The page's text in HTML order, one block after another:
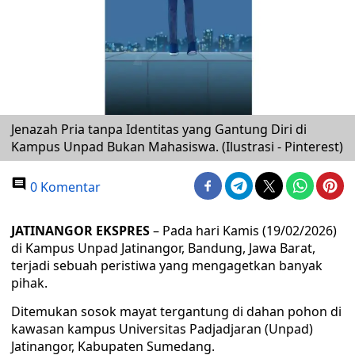
Jenazah Pria tanpa Identitas yang Gantung Diri di
Kampus Unpad Bukan Mahasiswa. (Ilustrasi - Pinterest)
0 Komentar
JATINANGOR EKSPRES– Pada hari Kamis (19/02/2026)
di Kampus Unpad Jatinangor, Bandung, Jawa Barat,
terjadi sebuah peristiwa yang mengagetkan banyak
pihak.
Ditemukan sosok mayat tergantung di dahan pohon di
kawasan kampus Universitas Padjadjaran (Unpad)
Jatinangor, Kabupaten Sumedang.